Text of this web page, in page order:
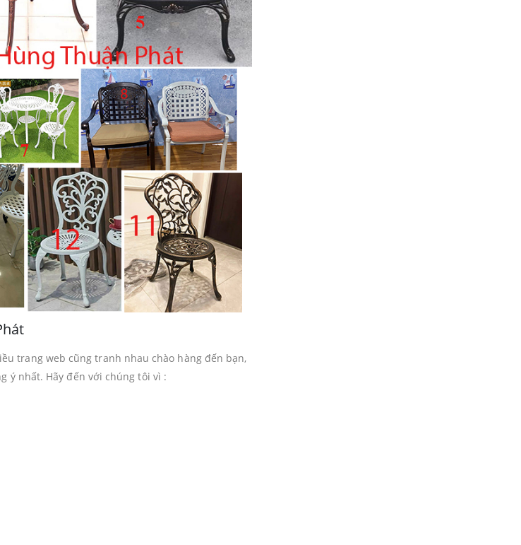
trang web cũng tranh nhau chào hàng đến bạn,
ý nhất. Hãy đến với chúng tôi vì :